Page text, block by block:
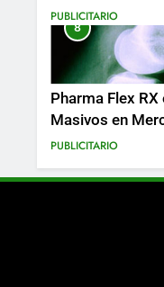
PUBLICITARIO
8
Pharma Flex
Masivos en
PUBLICITARIO